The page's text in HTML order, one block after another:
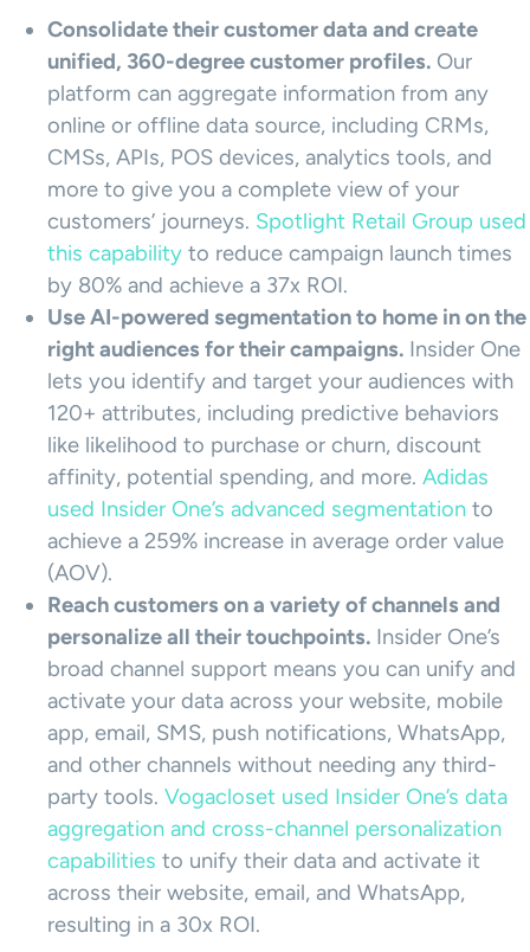
Consolidate their customer data and create
unified, 360-degree customer profiles. Our
platform can aggregate information from any
online or offline data source, including CRMs,
CMSs, APIs, POS devices, analytics tools, and
more to give you a complete view of your
customers’ journeys. Spotlight Retail Group used
this capability to reduce campaign launch times
by 80% and achieve a 37x ROI.
Use AI-powered segmentation to home in on the
right audiences for their campaigns. Insider One
lets you identify and target your audiences with
120+ attributes, including predictive behaviors
like likelihood to purchase or churn, discount
affinity, potential spending, and more. Adidas
used Insider One’s advanced segmentation to
achieve a 259% increase in average order value
(AOV).
Reach customers on a variety of channels and
personalize all their touchpoints. Insider One’s
broad channel support means you can unify and
activate your data across your website, mobile
app, email, SMS, push notifications, WhatsApp,
and other channels without needing any third-
party tools. Vogacloset used Insider One’s data
aggregation and cross-channel personalization
capabilities to unify their data and activate it
across their website, email, and WhatsApp,
resulting in a 30x ROI.